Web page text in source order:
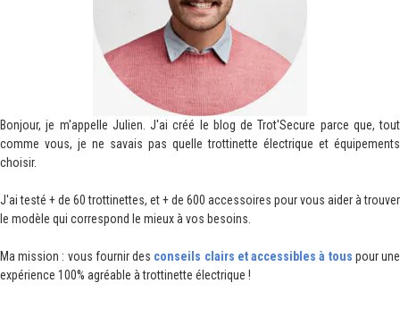
Bonjour, je m'appelle Julien. J'ai créé le blog de Trot'Secure parce que, tout
comme vous, je ne savais pas quelle trottinette électrique et équipements
choisir.
J'ai testé + de 60 trottinettes, et + de 600 accessoires pour vous aider à trouver
le modèle qui correspond le mieux à vos besoins.
Ma mission : vous fournir des conseils clairs et accessibles à tous pour une
expérience 100% agréable à trottinette électrique !